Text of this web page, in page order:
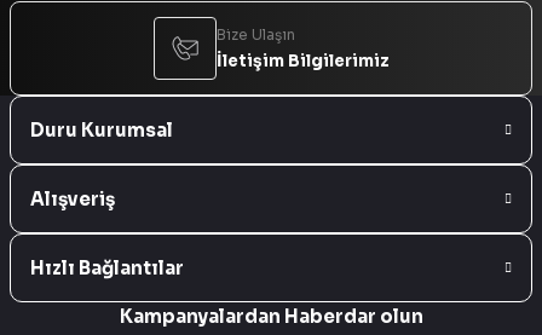
Bize Ulaşın
İletişim Bilgilerimiz
Duru Kurumsal
Alışveriş
Hızlı Bağlantılar
Kampanyalardan Haberdar olun